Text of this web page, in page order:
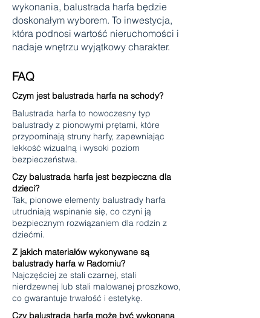
wykonania, balustrada harfa będzie
doskonałym wyborem. To inwestycja,
która podnosi wartość nieruchomości i
nadaje wnętrzu wyjątkowy charakter.
FAQ
Czym jest balustrada harfa na schody?
Balustrada harfa to nowoczesny typ
balustrady z pionowymi prętami, które
przypominają struny harfy, zapewniając
lekkość wizualną i wysoki poziom
bezpieczeństwa.
Czy balustrada harfa jest bezpieczna dla
dzieci?
Tak, pionowe elementy balustrady harfa
utrudniają wspinanie się, co czyni ją
bezpiecznym rozwiązaniem dla rodzin z
dziećmi.
Z jakich materiałów wykonywane są
balustrady harfa w Radomiu?
Najczęściej ze stali czarnej, stali
nierdzewnej lub stali malowanej proszkowo,
co gwarantuje trwałość i estetykę.
Czy balustrada harfa może być wykonana